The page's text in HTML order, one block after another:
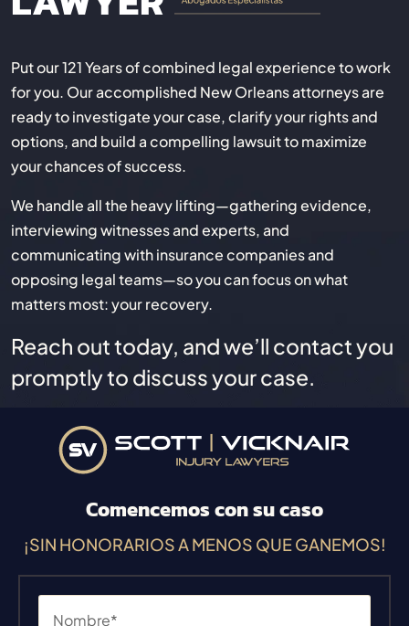
Put our 121 Years of combined legal experience to work
for you. Our accomplished New Orleans attorneys are
ready to investigate your case, clarify your rights and
options, and build a compelling lawsuit to maximize
your chances of success.
We handle all the heavy lifting—gathering evidence,
interviewing witnesses and experts, and
communicating with insurance companies and
opposing legal teams—so you can focus on what
matters most: your recovery.
Reach out today, and we’ll contact you
promptly to discuss your case.
Comencemos con su caso
¡SIN HONORARIOS A MENOS QUE GANEMOS!